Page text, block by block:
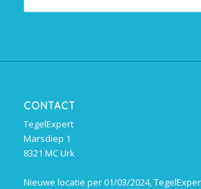
CONTACT
TegelExpert
Marsdiep 1
8321 MC Urk
Nieuwe locatie per 01/03/2024,